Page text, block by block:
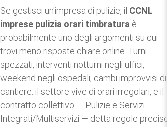
Se gestisci un'impresa di pulizie, il CCNL
imprese pulizia orari timbratura è
probabilmente uno degli argomenti su cui
trovi meno risposte chiare online. Turni
spezzati, interventi notturni negli uffici,
weekend negli ospedali, cambi improvvisi di
cantiere: il settore vive di orari irregolari, e il
contratto collettivo — Pulizie e Servizi
Integrati/Multiservizi — detta regole precise